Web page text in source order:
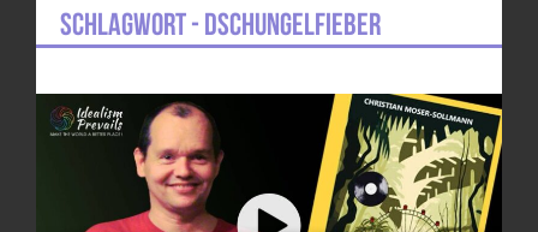
Schlagwort - Dschungelfieber